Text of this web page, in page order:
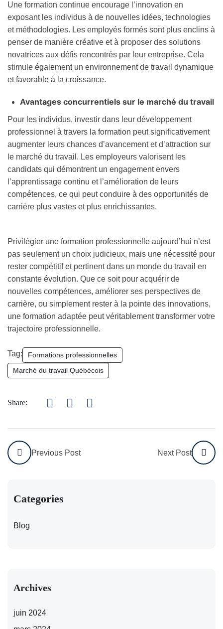
Une formation continue encourage l’innovation en
exposant les individus à de nouvelles idées, technologies
et méthodologies. Les employés formés sont plus enclins à
penser de manière créative et à proposer des solutions
novatrices aux défis rencontrés par leur entreprise. Cela
stimule également un environnement de travail dynamique
et favorable à la croissance.
Avantages concurrentiels sur le marché du travail
Pour les individus, investir dans leur développement
professionnel à travers la formation peut significativement
augmenter leurs chances d’avancement et d’attraction sur
le marché du travail. Les employeurs valorisent les
candidats qui démontrent un engagement envers
l’apprentissage continu et l’amélioration de leurs
compétences, ce qui peut conduire à des opportunités de
carrière plus vastes et plus enrichissantes.
Privilégier une formation professionnelle aujourd’hui n’est
pas seulement un choix judicieux, mais une nécessité pour
rester compétitif et pertinent dans un monde du travail en
constante évolution. Que ce soit pour acquérir de
nouvelles compétences, améliorer ses perspectives de
carrière, ou simplement rester à la pointe des innovations,
une formation adaptée peut véritablement transformer votre
trajectoire professionnelle.
Tag:
Formations professionnelles
Marché du travail Québécois
Share:
Previous Post Next Post
Categories
Blog
Archives
juin 2024